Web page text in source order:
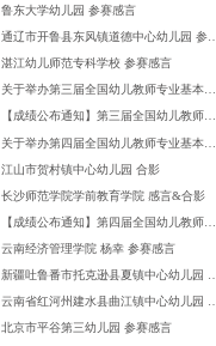
鲁东大学幼儿园 参赛感言
湛江幼儿师范专科学校 参赛感言
关于举办第三届全国幼儿教师专业基本功比赛的通知
【成绩公布通知】第三届全国幼儿教师专业基本功比赛
江山市贺村镇中心幼儿园 合影
长沙师范学院学前教育学院 感言&合影
云南经济管理学院 杨幸 参赛感言
北京市平谷第三幼儿园 参赛感言